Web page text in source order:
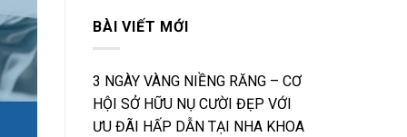
BÀI VIẾT MỚI
3 NGÀY VÀNG NIỀNG RĂNG – CƠ
HỘI SỞ HỮU NỤ CƯỜI ĐẸP VỚI
ƯU ĐÃI HẤP DẪN TẠI NHA KHOA